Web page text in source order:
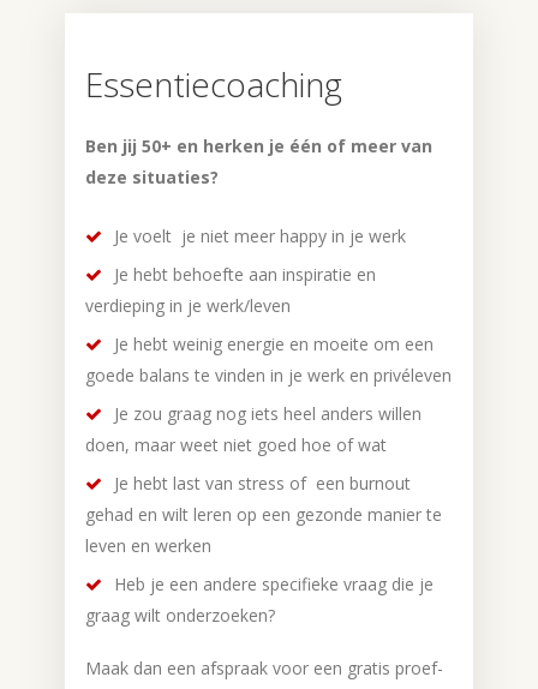
Essentiecoaching
Ben jij 50+ en herken je één of meer van
deze situaties?
Je voelt je niet meer happy in je werk
Je hebt behoefte aan inspiratie en
verdieping in je werk/leven
Je hebt weinig energie en moeite om een
goede balans te vinden in je werk en privéleven
Je zou graag nog iets heel anders willen
doen, maar weet niet goed hoe of wat
Je hebt last van stress of een burnout
gehad en wilt leren op een gezonde manier te
leven en werken
Heb je een andere specifieke vraag die je
graag wilt onderzoeken?
Maak dan een afspraak voor een gratis proef-